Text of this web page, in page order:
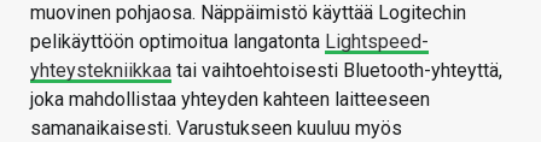
muovinen pohjaosa. Näppäimistö käyttää Logitechin
pelikäyttöön optimoitua langatonta Lightspeed-
yhteystekniikkaa tai vaihtoehtoisesti Bluetooth-yhteyttä,
joka mahdollistaa yhteyden kahteen laitteeseen
samanaikaisesti. Varustukseen kuuluu myös